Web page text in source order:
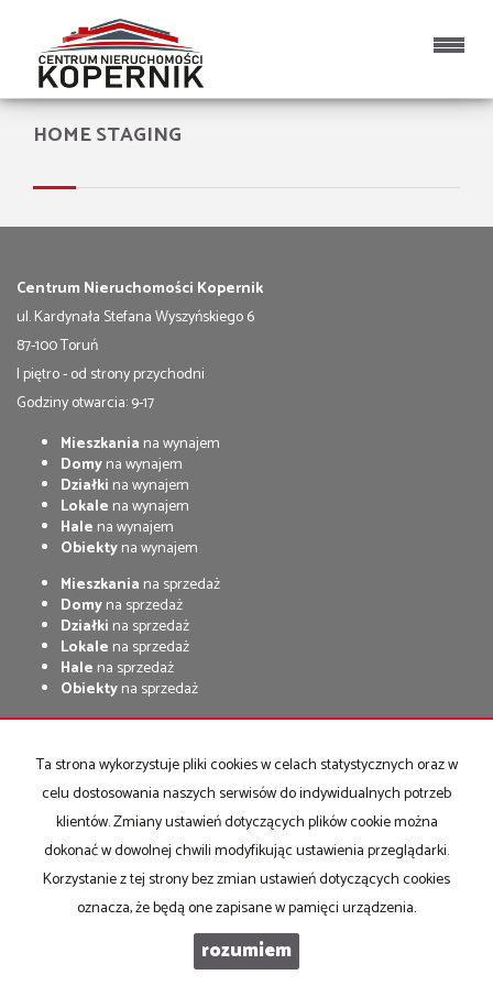
Strona główna
HOME STAGING
Centrum Nieruchomości Kopernik
ul. Kardynała Stefana Wyszyńskiego 6
87-100 Toruń
I piętro - od strony przychodni
Godziny otwarcia: 9-17
Mieszkania na wynajem
Domyna wynajem
Działki na wynajem
Lokale na wynajem
Hale na wynajem
Obiektyna wynajem
Mieszkania na sprzedaż
Domyna sprzedaż
Działki na sprzedaż
Lokale na sprzedaż
Hale na sprzedaż
Obiektyna sprzedaż
Centrum Nieruchomości Kopernik 2026
Program dla biur nieruchomościGalactica Virgo
Ta strona wykorzystuje pliki cookies w celach statystycznych oraz w
celu dostosowania naszych serwisów do indywidualnych potrzeb
klientów. Zmiany ustawień dotyczących plików cookie można
dokonać w dowolnej chwili modyfikując ustawienia przeglądarki.
Korzystanie z tej strony bez zmian ustawień dotyczących cookies
oznacza, że będą one zapisane w pamięci urządzenia.
rozumiem